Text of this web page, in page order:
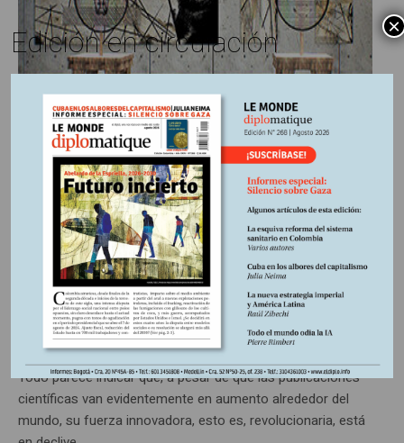
11 febrero, 2023 Escrito por: Carlos Eduardo Maldonado
Edición impresa Nº 229
Un profundo malestar en la
ciencia
La profunda crisis civilizatoria no es ajena a esta situación.
Todo parece indicar que, a pesar de que las publicaciones
científicas van evidentemente en aumento alrededor del
mundo, su fuerza innovadora, esto es, revolucionaria, está
Edición en circulación ×